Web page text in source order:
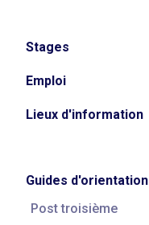
Stages
Emploi
Lieux d'information
Guides d'orientation
Post troisième